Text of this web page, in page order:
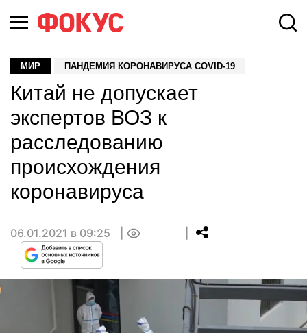
МИР ПАНДЕМИЯ КОРОНАВИРУСА COVID-19
Китай не допускает
экспертов ВОЗ к
расследованию
происхождения
коронавируса
06.01.2021 в 09:25